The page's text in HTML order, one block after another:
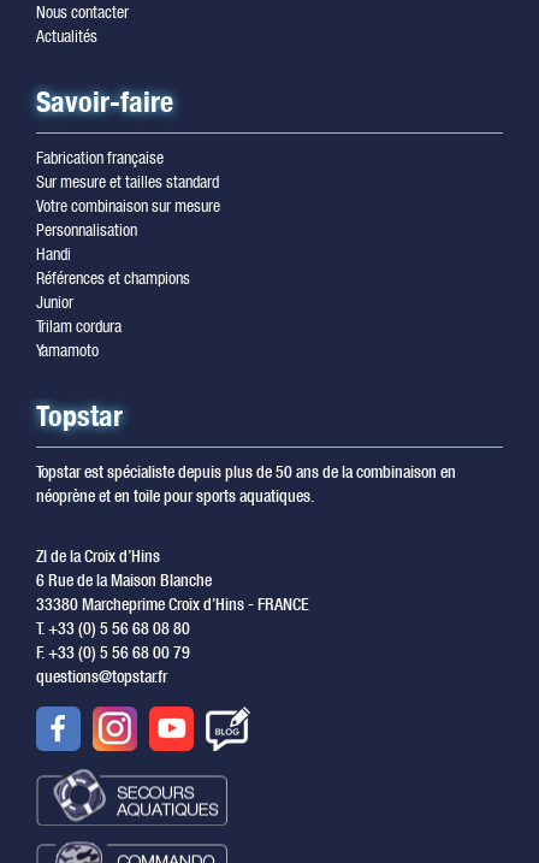
Nous contacter
Actualités
Savoir-faire
Fabrication française
Sur mesure et tailles standard
Votre combinaison sur mesure
Personnalisation
Handi
Références et champions
Junior
Trilam cordura
Yamamoto
Topstar
Topstar est spécialiste depuis plus de 50 ans de la combinaison en
néoprène et en toile pour sports aquatiques.
ZI de la Croix d’Hins
6 Rue de la Maison Blanche
33380 Marcheprime Croix d’Hins - FRANCE
T. +33 (0) 5 56 68 08 80
F. +33 (0) 5 56 68 00 79
questions@topstar.fr